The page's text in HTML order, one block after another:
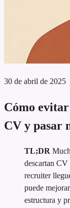
30 de abril de 2025
Cómo
CV y pasar
TL;DR
descartan CV
recruiter
puede
estructura y